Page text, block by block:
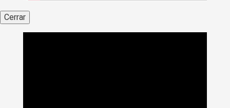
Cerrar